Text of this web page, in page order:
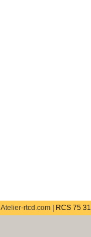
Atelier-rtcd.com| RCS 75